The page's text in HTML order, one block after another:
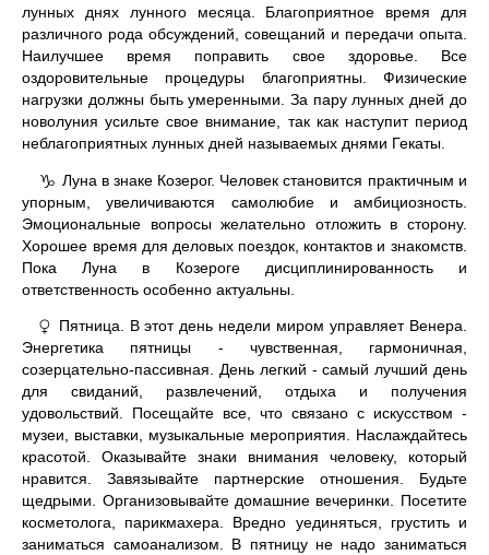
лунных днях лунного месяца. Благоприятное время для
различного рода обсуждений, совещаний и передачи опыта.
Наилучшее время поправить свое здоровье. Все
оздоровительные процедуры благоприятны. Физические
нагрузки должны быть умеренными. За пару лунных дней до
новолуния усильте свое внимание, так как наступит период
неблагоприятных лунных дней называемых днями Гекаты.
♑ Луна в знаке Козерог. Человек становится практичным и
упорным, увеличиваются самолюбие и амбициозность.
Эмоциональные вопросы желательно отложить в сторону.
Хорошее время для деловых поездок, контактов и знакомств.
Пока Луна в Козероге дисциплинированность и
ответственность особенно актуальны.
♀
Пятница. В этот день недели миром управляет Венера.
Энергетика пятницы - чувственная, гармоничная,
созерцательно-пассивная. День легкий - самый лучший день
для свиданий, развлечений, отдыха и получения
удовольствий. Посещайте все, что связано с искусством -
музеи, выставки, музыкальные мероприятия. Наслаждайтесь
красотой. Оказывайте знаки внимания человеку, который
нравится. Завязывайте партнерские отношения. Будьте
щедрыми. Организовывайте домашние вечеринки. Посетите
косметолога, парикмахера. Вредно уединяться, грустить и
заниматься самоанализом. В пятницу не надо заниматься